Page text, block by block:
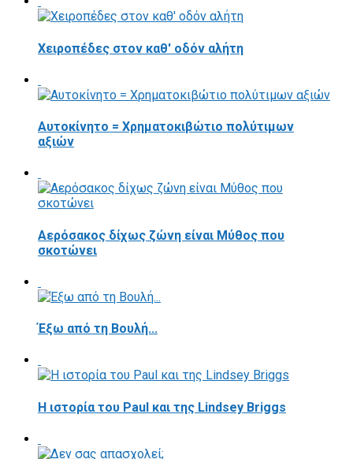
Χειροπέδες στον καθ' οδόν αλήτη
Αυτοκίνητο = Χρηματοκιβώτιο πολύτιμων
αξιών
Αερόσακος δίχως ζώνη είναι Μύθος που
σκοτώνει
Έξω από τη Βουλή...
Η ιστορία του Paul και της Lindsey Briggs